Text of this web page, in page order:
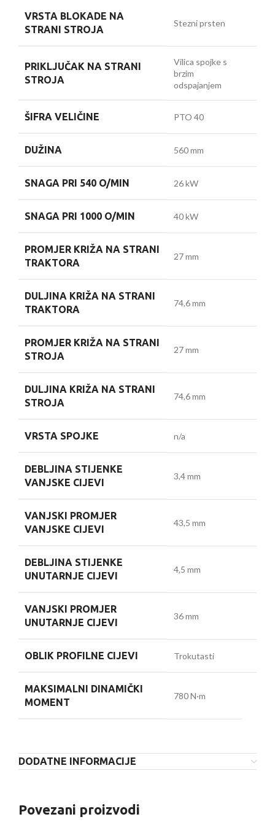
VRSTA BLOKADE NA
STRANI STROJA
Stezni prsten
PRIKLJUČAK NA STRANI
STROJA
Vilica spojke s
brzim
odspajanjem
ŠIFRA VELIČINE PTO 40
DUŽINA 560 mm
SNAGA PRI 540 O/MIN 26 kW
SNAGA PRI 1000 O/MIN 40 kW
PROMJER KRIŽA NA STRANI
TRAKTORA
27 mm
DULJINA KRIŽA NA STRANI
TRAKTORA
74,6 mm
PROMJER KRIŽA NA STRANI
STROJA
27 mm
DULJINA KRIŽA NA STRANI
STROJA
74,6 mm
VRSTA SPOJKE n/a
DEBLJINA STIJENKE
VANJSKE CIJEVI
3,4 mm
VANJSKI PROMJER
VANJSKE CIJEVI
43,5 mm
DEBLJINA STIJENKE
UNUTARNJE CIJEVI
4,5 mm
VANJSKI PROMJER
UNUTARNJE CIJEVI
36 mm
OBLIK PROFILNE CIJEVI Trokutasti
MAKSIMALNI DINAMIČKI
MOMENT
780 N·m
DODATNE INFORMACIJE
Povezani proizvodi